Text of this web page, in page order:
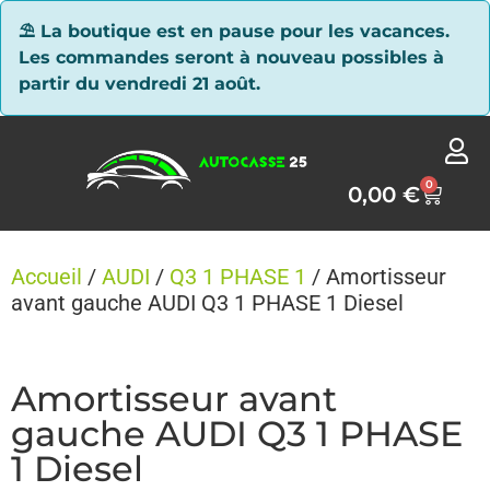
⛱ La boutique est en pause pour les vacances.
Les commandes seront à nouveau possibles à
partir du vendredi 21 août.
0,00€ 0
Accueil / AUDI / Q3 1 PHASE 1 / Amortisseur
avant gauche AUDI Q3 1 PHASE 1 Diesel
Amortisseur avant
gauche AUDI Q3 1 PHASE
1 Diesel
Panneau de gestion des cookies